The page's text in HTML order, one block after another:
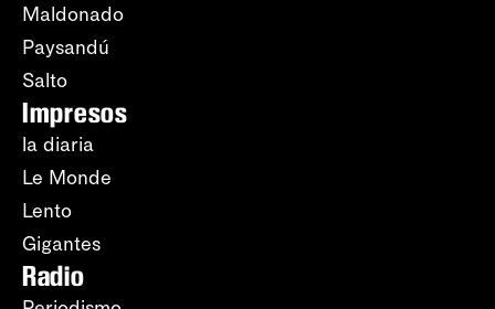
Maldonado
Paysandú
Salto
Impresos
la diaria
Le Monde
Lento
Gigantes
Radio